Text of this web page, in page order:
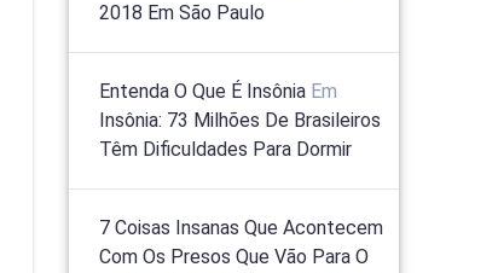
2018 Em São Paulo
Entenda O Que É Insônia Em
Insônia: 73 Milhões De Brasileiros
Têm Dificuldades Para Dormir
7 Coisas Insanas Que Acontecem
Com Os Presos Que Vão Para O